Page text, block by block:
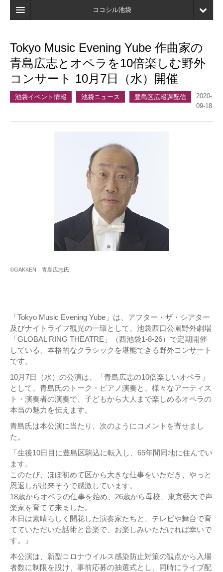
ココシル池袋
検索
店舗・施設最新情報
口コミ
Tokyo Music Evening Yube 作曲家の
青島広志とオペラを10倍楽しむ野外
コンサート 10月7日（水）開催
池袋イベント情報 池袋ニュース 豊島区広報課配信
2020-
09-18
©GAKKEN 青島広志氏
「Tokyo Music Evening Yube」は、アフター・ザ・シアター
及びナイトライフ観光の一環として、池袋西口公園野外劇場
「GLOBAL RING THEATRE」（西池袋1-8-26）で定期開催
している、本格的なクラシックを堪能できる野外コンサート
です。
10月7日（水）の公演は、「青島広志の10倍楽しいオペラ」
として、青島氏のトーク・ピアノ演奏と、様々なアーティス
ト・演奏者の演奏で、子どもから大人まで楽しめるオペラの
本当の魅力を伝えます。
青島氏は本公演に当たり、次のようにコメントを寄せまし
た。
「生後10日目に豊島区駒込に転入し、65年間同地に住んでい
ます。
このたび、ほぼ初めて区から大きな仕事をいただき、やっと
恩返しが出来そうで感激しています。
18歳からオペラの仕事を始め、26歳から母校、東京藝大で声
楽家を育てて来ました。
本日は素晴らしく開花した演奏家たちと、テレビや舞台で育
てていただいた話術と音楽で、お楽しみいただければ幸いで
す。」
本公演は、新型コロナウイルス感染防止対策の観点から入場
者数に制限を設け、事前応募の抽選式とし、同時にライブ配